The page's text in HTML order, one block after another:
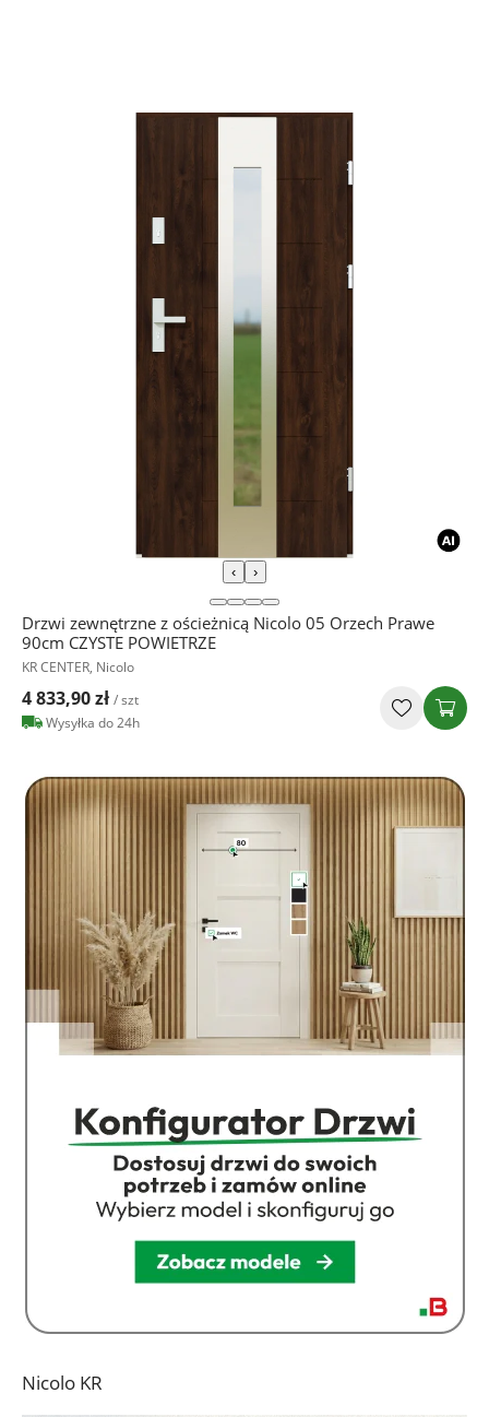
‹ ›
Drzwi zewnętrzne z ościeżnicą Nicolo 05 Orzech Prawe
90cm CZYSTE POWIETRZE
KR CENTER, Nicolo
4 833,90 zł / szt
Wysyłka do 24h
Nicolo KR